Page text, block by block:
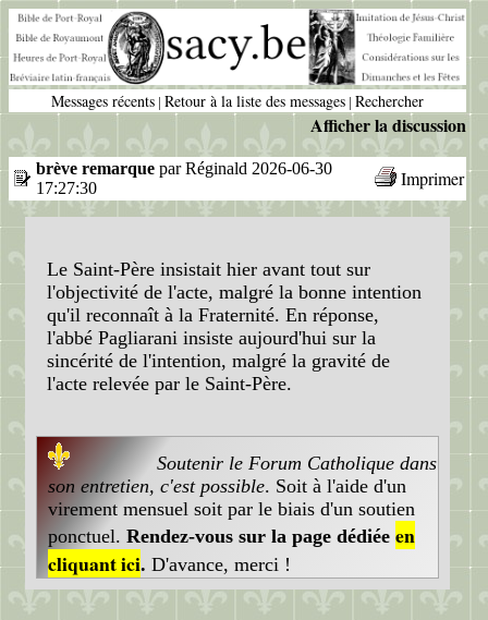
Messages récents | Retour à la liste des messages | Rechercher
Afficher la discussion
brève remarque par Réginald 2026-06-30
17:27:30
Imprimer
Le Saint-Père insistait hier avant tout sur
l'objectivité de l'acte, malgré la bonne intention
qu'il reconnaît à la Fraternité. En réponse,
l'abbé Pagliarani insiste aujourd'hui sur la
sincérité de l'intention, malgré la gravité de
l'acte relevée par le Saint-Père.
Soutenir le Forum Catholique dans
son entretien, c'est possible. Soit à l'aide d'un
virement mensuel soit par le biais d'un soutien
ponctuel. Rendez-vous sur la page dédiée en
cliquant ici. D'avance, merci !